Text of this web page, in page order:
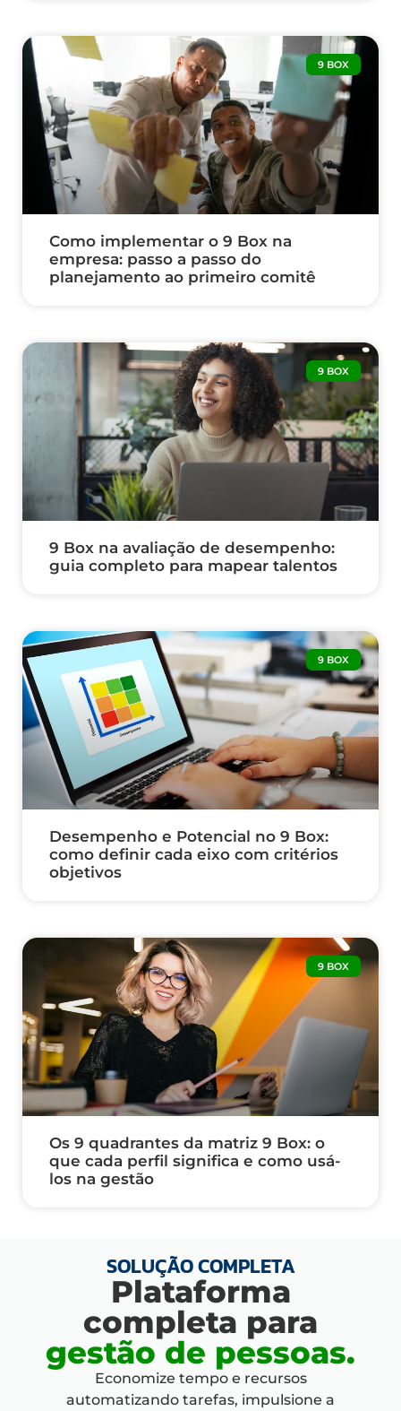
9 BOX
Como implementar o 9 Box na
empresa: passo a passo do
planejamento ao primeiro comitê
9 BOX
9 Box na avaliação de desempenho:
guia completo para mapear talentos
9 BOX
Desempenho e Potencial no 9 Box:
como definir cada eixo com critérios
objetivos
9 BOX
Os 9 quadrantes da matriz 9 Box: o
que cada perfil significa e como usá-
los na gestão
SOLUÇÃO COMPLETA
Plataforma
completa para
gestão de pessoas.
Economize tempo e recursos
automatizando tarefas, impulsione a